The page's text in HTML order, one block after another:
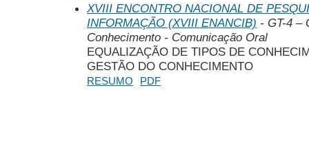
XVIII ENCONTRO NACIONAL DE
INFORMAÇÃO (XVIII ENANCIB) - GT-4 –
Conhecimento - Comunicação Oral
EQUALIZAÇÃO DE TIPOS DE
GESTÃO DO CONHECIMENTO
RESUMO PDF